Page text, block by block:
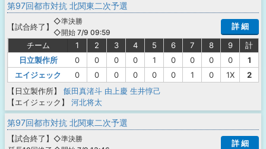
第97回都市対抗 北関東二次予選
【試合終了 】
◇準決勝
◇開始 7/9 09:59
詳 細
チーム 1 2 3 4 5 6 7 8 9
計
日立製作所
0 0 0 0 1 0 0 0 0
1
エイジェック
0 0 0 0 0 0 1 0 1X
2
【日立製作所】
飯田真渚斗 由上慶 生井惇己
【エイジェック】
河北将太
第97回都市対抗 北関東二次予選
【試合終了 】 ◇準決勝
詳 細